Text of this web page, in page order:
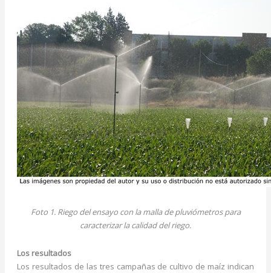
Foto 1. Riego del ensayo con la malla de pluviómetros para
caracterizar la calidad del riego.
Los resultados
Los resultados de las tres campañas de cultivo de maíz indican